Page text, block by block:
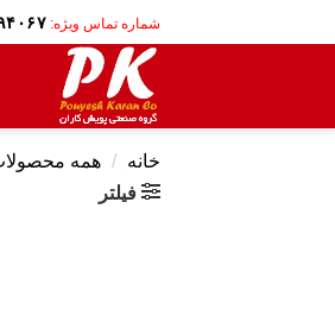
to
شماره تماس ویژه:
خانه / همه
فیلتر